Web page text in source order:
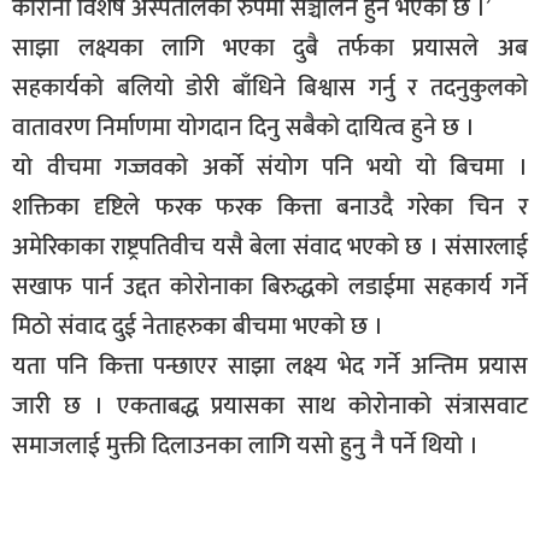
कोरोना विशेष अस्पतालको रुपमा सञ्चालन हुने भएको छ ।’
साझा लक्ष्यका लागि भएका दुबै तर्फका प्रयासले अब
सहकार्यको बलियो डोरी बाँधिने बिश्वास गर्नु र तदनुकुलको
वातावरण निर्माणमा योगदान दिनु सबैको दायित्व हुने छ ।
यो वीचमा गज्जवको अर्को संयोग पनि भयो यो बिचमा ।
शक्तिका दृष्टिले फरक फरक कित्ता बनाउदै गरेका चिन र
अमेरिकाका राष्ट्रपतिवीच यसै बेला संवाद भएको छ । संसारलाई
सखाफ पार्न उद्दत कोरोनाका बिरुद्धको लडाईमा सहकार्य गर्ने
मिठो संवाद दुई नेताहरुका बीचमा भएको छ ।
यता पनि कित्ता पन्छाएर साझा लक्ष्य भेद गर्ने अन्तिम प्रयास
जारी छ । एकताबद्ध प्रयासका साथ कोरोनाको संत्रासवाट
समाजलाई मुक्ती दिलाउनका लागि यसो हुनु नै पर्ने थियो ।